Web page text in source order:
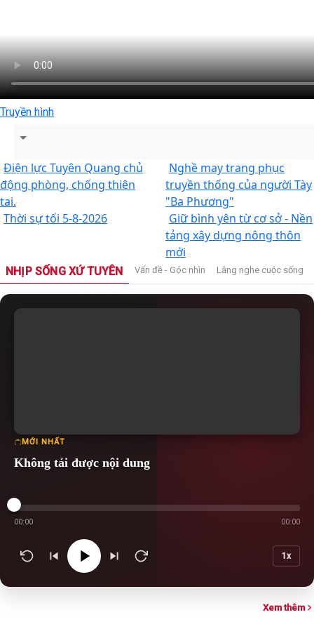
Truyền hình
Điện lực Tuyên Quang chủ
động phòng, chống thiên
tai.
Nghề may trang phục
truyền thống của người Tày
"Ba Phương"
Thời sự tối 5-8-2026
Giữ bình yên từ cơ sở - Nền
tảng xây dựng nông thôn
mới
NHỊP SỐNG XỨ TUYÊN Vấn đề - Góc nhìn Lắng nghe cuộc sống
MỚI NHẤT
Không tải được nội dung
00:00 00:00
1x
Xem thêm